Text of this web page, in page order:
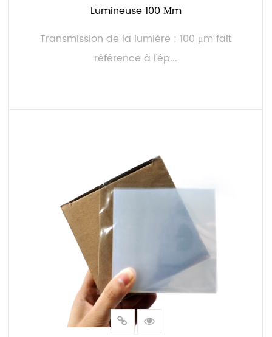
Lumineuse 100 Μm
Transmission de la lumière : 100 μm fait
référence à l'ép...